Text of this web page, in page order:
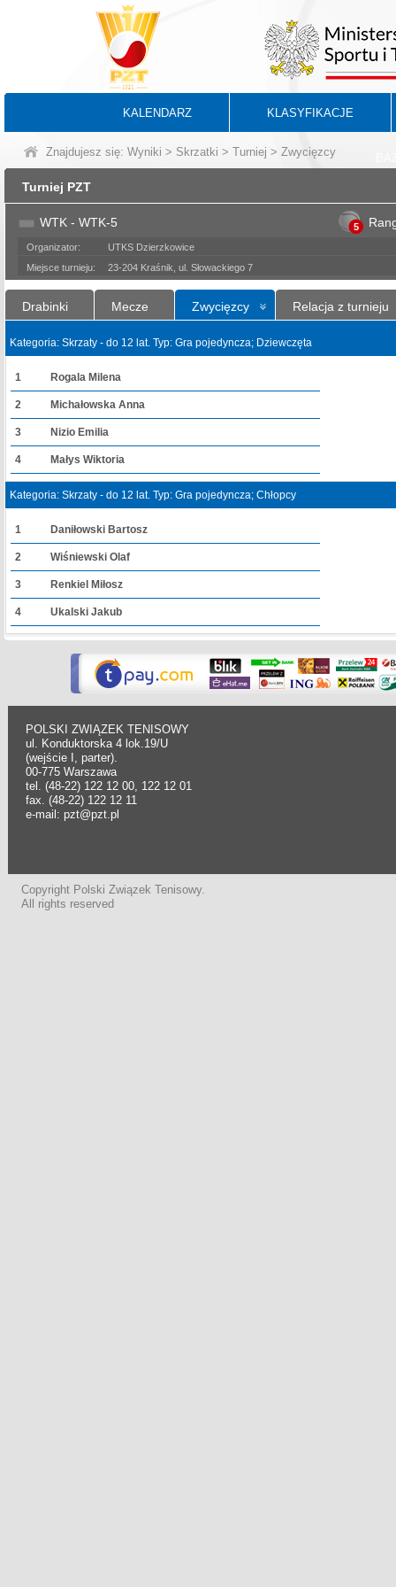
KALENDARZ KLASYFIKACJE
Znajdujesz się: Wyniki > Skrzatki > Turniej > Zwycięzcy
Turniej PZT
WTK - WTK-5 5
Organizator:
UTKS Dzierzkowice
Miejsce turnieju:
23-204 Kraśnik, ul. Słowackiego 7
Drabinki Mecze Zwycięzcy Relacja z turnieju
Kategoria: Skrzaty - do 12 lat. Typ: Gra pojedyncza; Dziewczęta
1 Rogala Milena
2 Michałowska Anna
3 Nizio Emilia
4 Małys Wiktoria
Kategoria: Skrzaty - do 12 lat. Typ: Gra pojedyncza; Chłopcy
1 Daniłowski Bartosz
2 Wiśniewski Olaf
3 Renkiel Miłosz
4 Ukalski Jakub
POLSKI ZWIĄZEK TENISOWY
ul. Konduktorska 4 lok.19/U
(wejście I, parter).
00-775 Warszawa
tel. (48-22) 122 12 00, 122 12 01
fax. (48-22) 122 12 11
e-mail: pzt@pzt.pl
Copyright Polski Związek Tenisowy.
All rights reserved